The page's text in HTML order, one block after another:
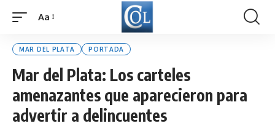
Font
Aa
MAR DEL PLATA PORTADA
Mar del Plata: Los carteles
amenazantes que aparecieron para
advertir a delincuentes